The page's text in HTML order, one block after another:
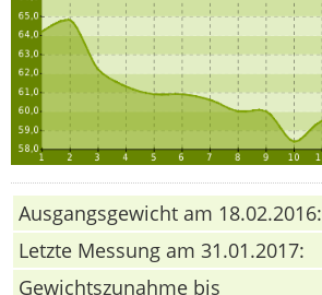
Ausgangsgewicht am 18.02.2016:
Letzte Messung am 31.01.2017:
Gewichtszunahme bis